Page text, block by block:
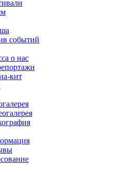
событий
о нас
кит